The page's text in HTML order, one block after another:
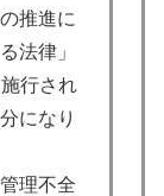
推進に
法律」
行され
になり
理不全